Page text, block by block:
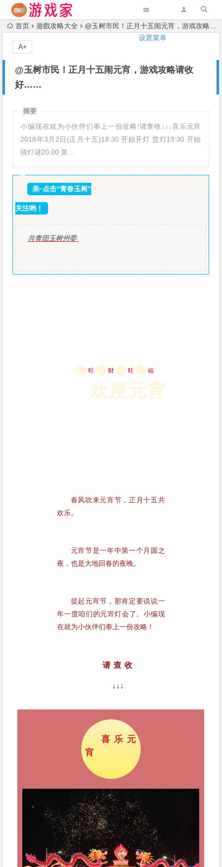
设置菜单
首页 遊戲攻略大全 @玉树市民！正月十五闹元宵，游戏攻略请收好……
@玉树市民！正月十五闹元宵，游戏攻略请收
好……
A+
摘要
小编现在就为小伙伴们奉上一份攻略!请查收↓↓↓喜乐元宵
2018年3月2日(正月十五)18:30 开始开灯 赏灯19:30 开始
猜灯谜20:00 第…
亲~点击“青春玉树”
关注哟！
共青团玉树州委
旺 财 旺 福
欢度元宵
春风吹来元宵节，正月十五共
欢乐。
元宵节是一年中第一个月圆之
夜，也是大地回春的夜晚。
提起元宵节，那肯定要说说一
年一度咱们的元宵灯会了。 小编现
在就为小伙伴们奉上一份攻略！
请 查 收
↓↓↓
喜乐元
宵